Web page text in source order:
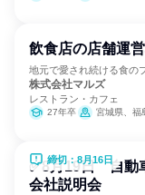
飲食店の店舗運
地元で愛され続ける食の
株式会社マルズ
レストラン・カフェ
27年卒 宮城県、福
締切：8月16日
✅8月19日 自動
会社説明会